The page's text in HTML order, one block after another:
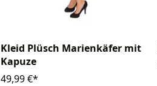
Kleid Plüsch Marienkäfer mit
Kapuze
49,99 €*